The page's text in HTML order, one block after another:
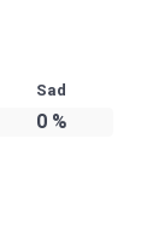
Sad
0%